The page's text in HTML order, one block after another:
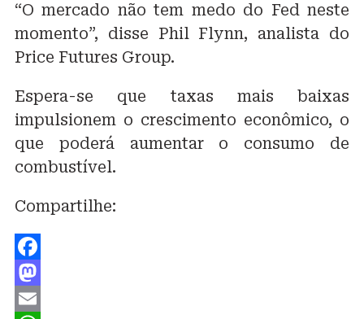
“O mercado não tem medo do Fed neste
momento”, disse Phil Flynn, analista do
Price Futures Group.
Espera-se que taxas mais baixas
impulsionem o crescimento econômico, o
que poderá aumentar o consumo de
combustível.
Compartilhe:
Facebook
Mastodon